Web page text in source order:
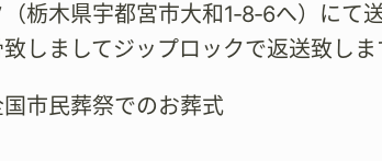
（栃木県宇都宮市大和1‐8‐6へ）に
しましてジップロックで返送致しま
国市民葬祭でのお葬式